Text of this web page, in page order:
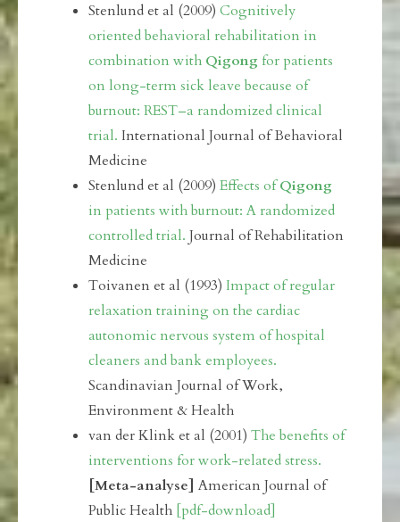
Stenlund et al (2009) Cognitively
oriented behavioral rehabilitation in
combination with Qigong for patients
on long-term sick leave because of
burnout: REST–a randomized clinical
trial. International Journal of Behavioral
Medicine
Stenlund et al (2009) Effects ofQigong
in patients with burnout: A randomized
controlled trial. Journal of Rehabilitation
Medicine
Toivanen et al (1993) Impact of regular
relaxation training on the cardiac
autonomic nervous system of hospital
cleaners and bank employees.
Scandinavian Journal of Work,
Environment & Health
van der Klink et al (2001) The benefits of
interventions for work-related stress.
[Meta-analyse] American Journal of
Public Health [pdf-download]